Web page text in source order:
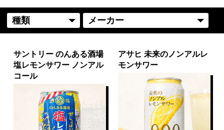
サントリー のんある酒場
塩レモンサワー ノンアル
コール
アサヒ 未来のノンアルレ
モンサワー